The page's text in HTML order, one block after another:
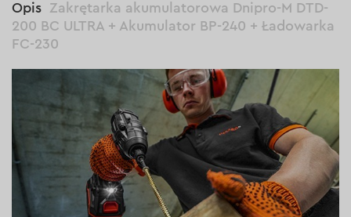
Opis
Zakrętarka akumulatorowa Dnipro-M DTD-
200 BC ULTRA + Akumulator BP-240 + Ładowarka
FC-230